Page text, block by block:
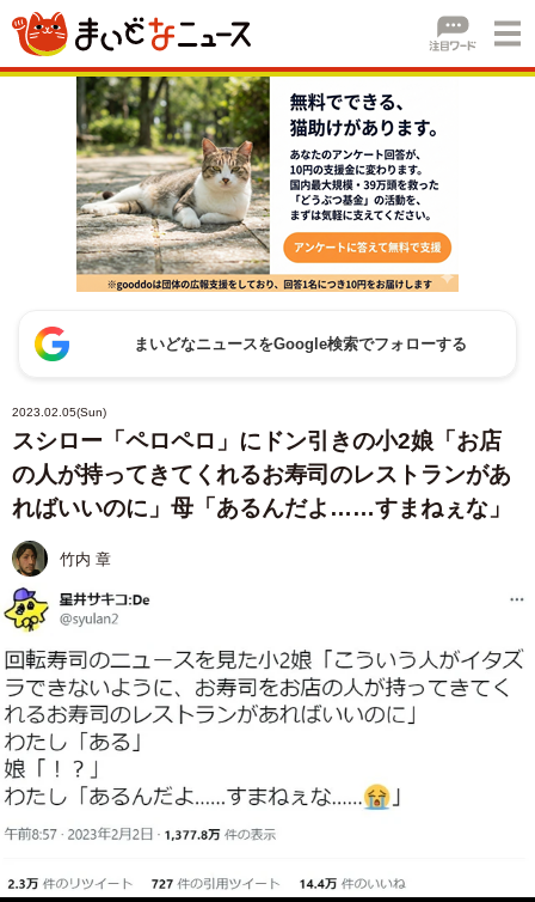
まいどなニュースをGoogle検索でフォローする
2023.02.05(Sun)
スシロー「ペロペロ」にドン引きの小2娘「お店
の人が持ってきてくれるお寿司のレストランがあ
ればいいのに」母「あるんだよ……すまねぇな」
竹内 章